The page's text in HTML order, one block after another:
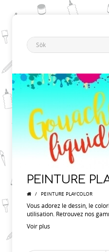
PEINTURE
/ PEINTURE PLAYCOLOR
Vous adorez le dessin, le
utilisation. Retrouvez nos
Voir plus